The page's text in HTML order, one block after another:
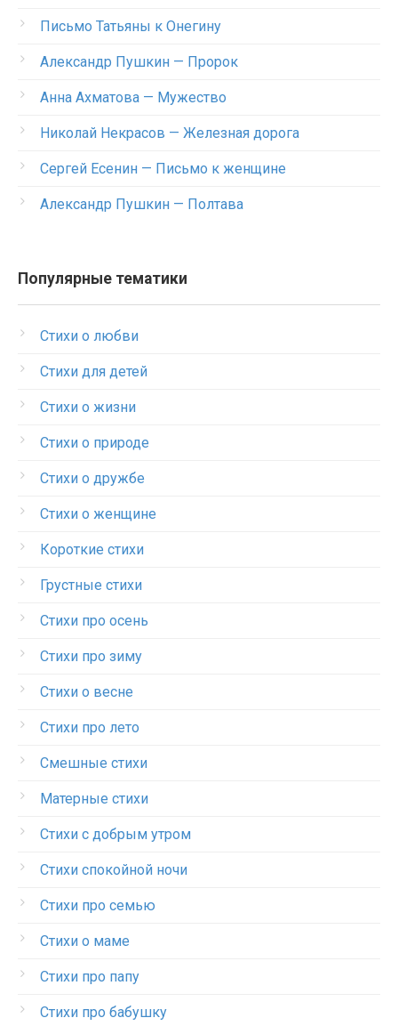
Письмо Татьяны к Онегину
Александр Пушкин — Пророк
Анна Ахматова — Мужество
Николай Некрасов — Железная дорога
Сергей Есенин — Письмо к женщине
Александр Пушкин — Полтава
Популярные тематики
Стихи о любви
Стихи для детей
Стихи о жизни
Стихи о природе
Стихи о дружбе
Стихи о женщине
Короткие стихи
Грустные стихи
Стихи про осень
Стихи про зиму
Стихи о весне
Стихи про лето
Смешные стихи
Матерные стихи
Стихи с добрым утром
Стихи спокойной ночи
Стихи про семью
Стихи о маме
Стихи про папу
Стихи про бабушку